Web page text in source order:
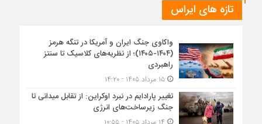
تازه های ایراس
واکاوی جنگ ایران و آمریکا در تنگه هرمز
(۱۴۰۴-۱۴۰۵)؛ از نظریه‌های کلاسیک تا سنتز
راهبردی
۱۵ مرداد ۱۴۰۵ - ۱۴:۲۰
تغییر پارادایم در نبرد اوکراین: از تقابل میدانی تا
جنگ زیرساخت‌های انرژی